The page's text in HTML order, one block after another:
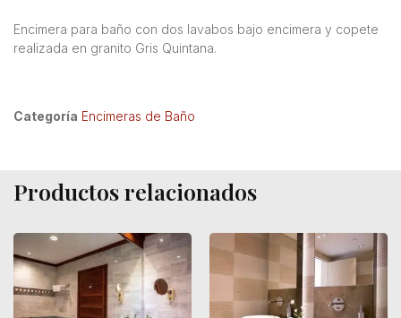
Encimera para baño con dos lavabos bajo encimera y copete
realizada en granito Gris Quintana.
Categoría Encimeras de Baño
Productos relacionados